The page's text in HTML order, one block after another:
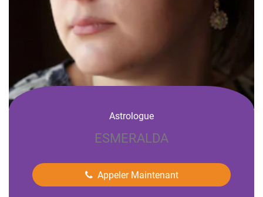
Astrologue
ESMERALDA
Appeler Maintenant